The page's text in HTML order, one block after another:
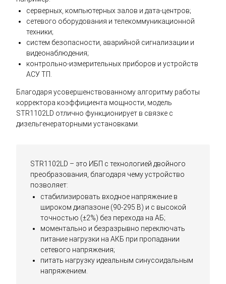
серверных, компьютерных залов и дата-центров;
сетевого оборудования и телекоммуникационной
техники;
систем безопасности, аварийной сигнализации и
видеонаблюдения;
контрольно-измерительных приборов и устройств
АСУ ТП.
Благодаря усовершенствованному алгоритму работы
корректора коэффициента мощности, модель
STR1102LD отлично функционирует в связке с
дизельгенераторными установками.
STR1102LD – это ИБП с технологией двойного
преобразования, благодаря чему устройство
позволяет:
стабилизировать входное напряжение в
широком диапазоне (90-295 В) и с высокой
точностью (±2%) без перехода на АБ;
моментально и безразрывно переключать
питание нагрузки на АКБ при пропадании
сетевого напряжения;
питать нагрузку идеальным синусоидальным
напряжением.